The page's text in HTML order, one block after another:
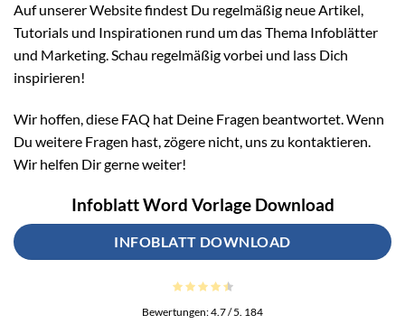
Auf unserer Website findest Du regelmäßig neue Artikel,
Tutorials und Inspirationen rund um das Thema Infoblätter
und Marketing. Schau regelmäßig vorbei und lass Dich
inspirieren!
Wir hoffen, diese FAQ hat Deine Fragen beantwortet. Wenn
Du weitere Fragen hast, zögere nicht, uns zu kontaktieren.
Wir helfen Dir gerne weiter!
Infoblatt Word Vorlage Download
INFOBLATT DOWNLOAD
Bewertungen:4.7/ 5. 184